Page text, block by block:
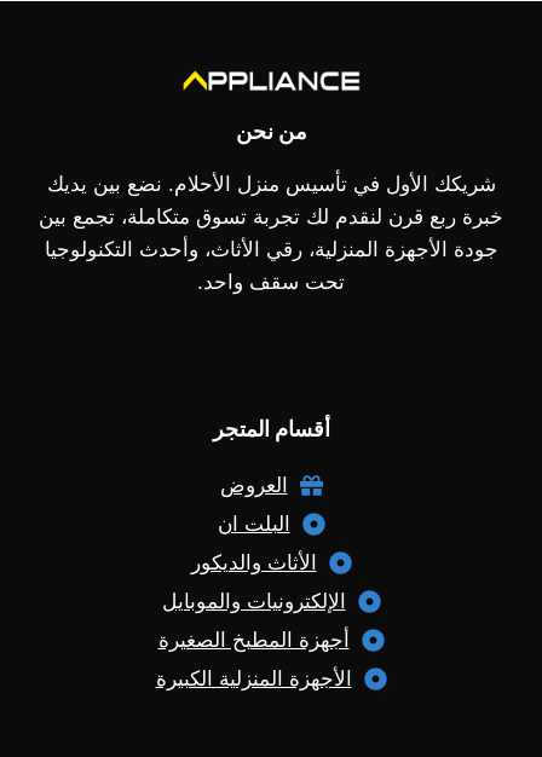
من نحن
شريكك الأول في تأسيس منزل الأحلام. نضع بين يديك
خبرة ربع قرن لنقدم لك تجربة تسوق متكاملة، تجمع بين
جودة الأجهزة المنزلية، رقي الأثاث، وأحدث التكنولوجيا
تحت سقف واحد.
أقسام المتجر
العروض
البلت ان
الأثاث والديكور
الإلكترونيات والموبايل
أجهزة المطبخ الصغيرة
الأجهزة المنزلية الكبيرة